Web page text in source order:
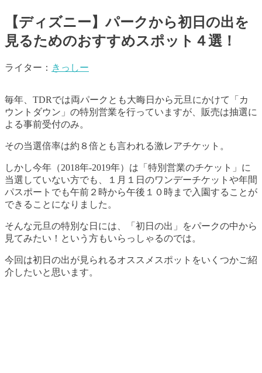
【ディズニー】パークから初日の出を
見るためのおすすめスポット４選！
ライター： きっしー
毎年、TDRでは両パークとも大晦日から元旦にかけて「カ
ウントダウン」の特別営業を行っていますが、販売は抽選に
よる事前受付のみ。
その当選倍率は約８倍とも言われる激レアチケット。
しかし今年（2018年-2019年）は「特別営業のチケット」に
当選していない方でも、１月１日のワンデーチケットや年間
パスポートでも午前２時から午後１０時まで入園することが
できることになりました。
そんな元旦の特別な日には、「初日の出」をパークの中から
見てみたい！という方もいらっしゃるのでは。
今回は初日の出が見られるオススメスポットをいくつかご紹
介したいと思います。